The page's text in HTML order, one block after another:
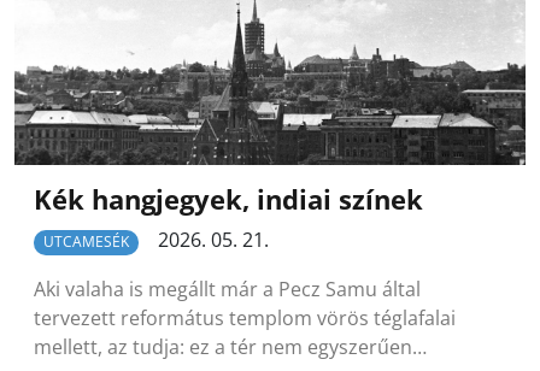
Kék hangjegyek, indiai színek
UTCAMESÉK
2026. 05. 21.
Aki valaha is megállt már a Pecz Samu által
tervezett református templom vörös téglafalai
mellett, az tudja: ez a tér nem egyszerűen…